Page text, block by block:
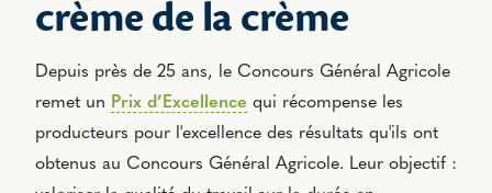
crème de la crème
Depuis près de 25 ans, le Concours Général Agricole
remet un Prix d’Excellence qui récompense les
producteurs pour l'excellence des résultats qu'ils ont
obtenus au Concours Général Agricole. Leur objectif :